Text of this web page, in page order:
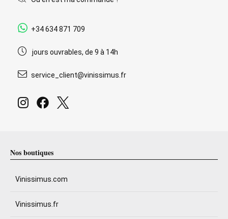
+34 634 871 709
jours ouvrables, de 9 à 14h
service_client@vinissimus.fr
Nos boutiques
Vinissimus.com
Vinissimus.fr